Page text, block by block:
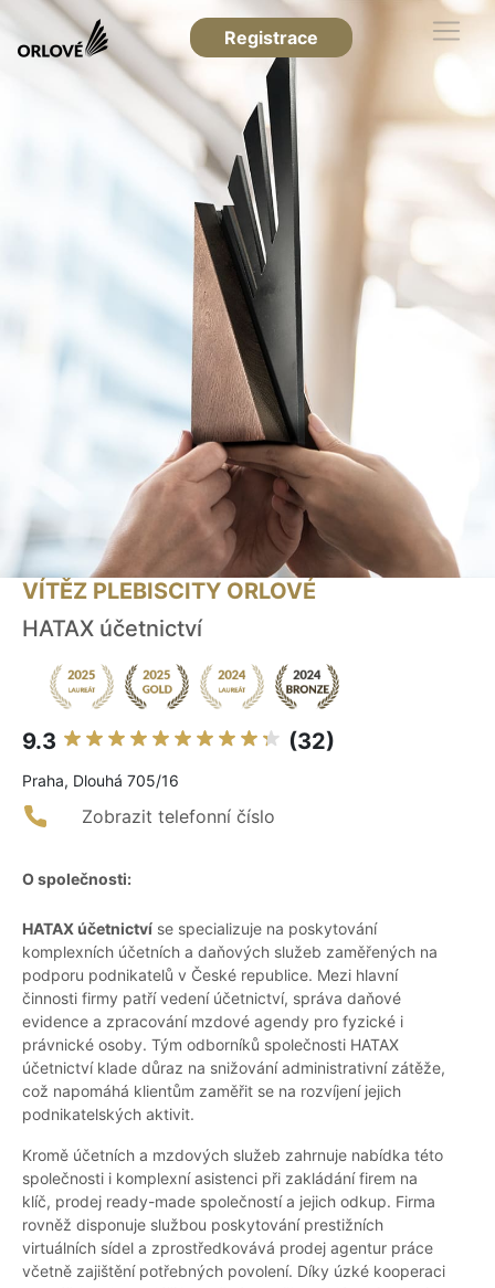
Registrace
VÍTĚZ PLEBISCITY ORLOVÉ
HATAX účetnictví
9.3 (32)
Praha, Dlouhá 705/16
Zobrazit telefonní číslo
O společnosti:
HATAX účetnictví se specializuje na poskytování
komplexních účetních a daňových služeb zaměřených na
podporu podnikatelů v České republice. Mezi hlavní
činnosti firmy patří vedení účetnictví, správa daňové
evidence a zpracování mzdové agendy pro fyzické i
právnické osoby. Tým odborníků společnosti HATAX
účetnictví klade důraz na snižování administrativní zátěže,
což napomáhá klientům zaměřit se na rozvíjení jejich
podnikatelských aktivit.
Kromě účetních a mzdových služeb zahrnuje nabídka této
společnosti i komplexní asistenci při zakládání firem na
klíč, prodej ready-made společností a jejich odkup. Firma
rovněž disponuje službou poskytování prestižních
virtuálních sídel a zprostředkovává prodej agentur práce
včetně zajištění potřebných povolení. Díky úzké kooperaci